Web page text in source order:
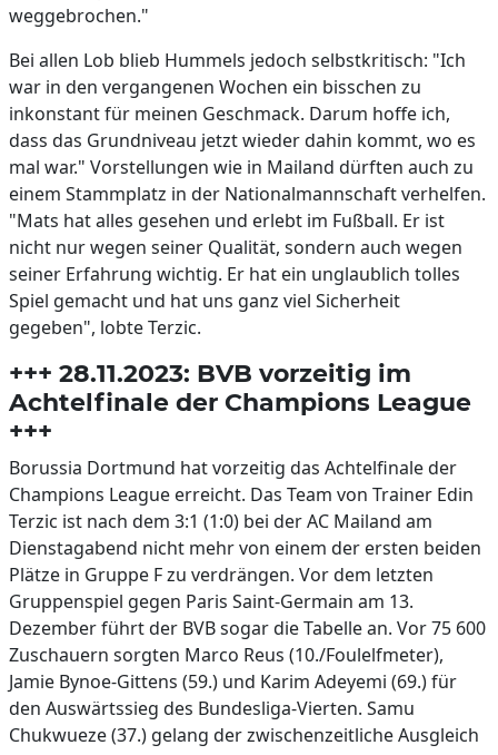
weggebrochen."
Bei allen Lob blieb Hummels jedoch selbstkritisch: "Ich
war in den vergangenen Wochen ein bisschen zu
inkonstant für meinen Geschmack. Darum hoffe ich,
dass das Grundniveau jetzt wieder dahin kommt, wo es
mal war." Vorstellungen wie in Mailand dürften auch zu
einem Stammplatz in der Nationalmannschaft verhelfen.
"Mats hat alles gesehen und erlebt im Fußball. Er ist
nicht nur wegen seiner Qualität, sondern auch wegen
seiner Erfahrung wichtig. Er hat ein unglaublich tolles
Spiel gemacht und hat uns ganz viel Sicherheit
gegeben", lobte Terzic.
+++ 28.11.2023: BVB vorzeitig im
Achtelfinale der Champions League
+++
Borussia Dortmund hat vorzeitig das Achtelfinale der
Champions League erreicht. Das Team von Trainer Edin
Terzic ist nach dem 3:1 (1:0) bei der AC Mailand am
Dienstagabend nicht mehr von einem der ersten beiden
Plätze in Gruppe F zu verdrängen. Vor dem letzten
Gruppenspiel gegen Paris Saint-Germain am 13.
Dezember führt der BVB sogar die Tabelle an. Vor 75 600
Zuschauern sorgten Marco Reus (10./Foulelfmeter),
Jamie Bynoe-Gittens (59.) und Karim Adeyemi (69.) für
den Auswärtssieg des Bundesliga-Vierten. Samu
Chukwueze (37.) gelang der zwischenzeitliche Ausgleich